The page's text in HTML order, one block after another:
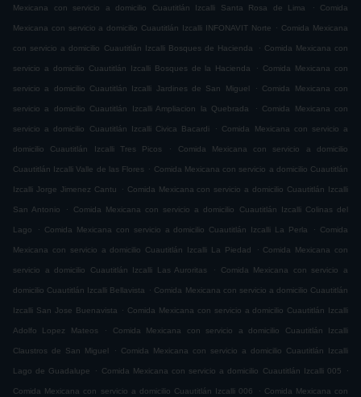
Mexicana con servicio a domicilio Cuautitlán Izcalli Santa Rosa de Lima . Comida
Mexicana con servicio a domicilio Cuautitlán Izcalli INFONAVIT Norte . Comida Mexicana
con servicio a domicilio Cuautitlán Izcalli Bosques de Hacienda . Comida Mexicana con
servicio a domicilio Cuautitlán Izcalli Bosques de la Hacienda . Comida Mexicana con
servicio a domicilio Cuautitlán Izcalli Jardines de San Miguel . Comida Mexicana con
servicio a domicilio Cuautitlán Izcalli Ampliacion la Quebrada . Comida Mexicana con
servicio a domicilio Cuautitlán Izcalli Civica Bacardi . Comida Mexicana con servicio a
domicilio Cuautitlán Izcalli Tres Picos . Comida Mexicana con servicio a domicilio
Cuautitlán Izcalli Valle de las Flores . Comida Mexicana con servicio a domicilio Cuautitlán
Izcalli Jorge Jimenez Cantu . Comida Mexicana con servicio a domicilio Cuautitlán Izcalli
San Antonio . Comida Mexicana con servicio a domicilio Cuautitlán Izcalli Colinas del
Lago . Comida Mexicana con servicio a domicilio Cuautitlán Izcalli La Perla . Comida
Mexicana con servicio a domicilio Cuautitlán Izcalli La Piedad . Comida Mexicana con
servicio a domicilio Cuautitlán Izcalli Las Auroritas . Comida Mexicana con servicio a
domicilio Cuautitlán Izcalli Bellavista . Comida Mexicana con servicio a domicilio Cuautitlán
Izcalli San Jose Buenavista . Comida Mexicana con servicio a domicilio Cuautitlán Izcalli
Adolfo Lopez Mateos . Comida Mexicana con servicio a domicilio Cuautitlán Izcalli
Claustros de San Miguel . Comida Mexicana con servicio a domicilio Cuautitlán Izcalli
Lago de Guadalupe . Comida Mexicana con servicio a domicilio Cuautitlán Izcalli 005 .
Comida Mexicana con servicio a domicilio Cuautitlán Izcalli 006 . Comida Mexicana con